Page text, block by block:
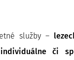
služby –
či